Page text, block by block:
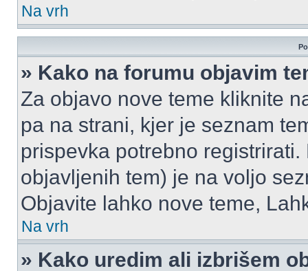
Na vrh
» Kako na forumu objavim
Za objavo nove teme kliknite
pa na strani, kjer je seznam
prispevka potrebno
objavljenih tem) je na voljo
Objavite lahko nove teme,
Na vrh
» Kako uredim ali izbrišem